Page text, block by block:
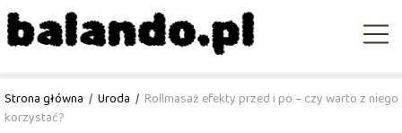
Strona główna / Uroda / Rollmasaż efekty przed i po – czy warto z niego
korzystać?